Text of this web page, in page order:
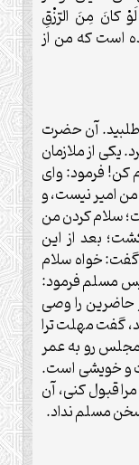
کانَ مِنَ الرّزْقِ
است که من از
طلبید. آن حضرت
از ملازمان
کن! فرمود: وای
امیر نیست، و
سلام کردن من
بعد از این
گفت: خواه سلام
مسلم فرمود:
را وصی
گفت مهلت ترا
رو به عمر
و خویشی است.
قبول کنی، آن
مسلم نداد.